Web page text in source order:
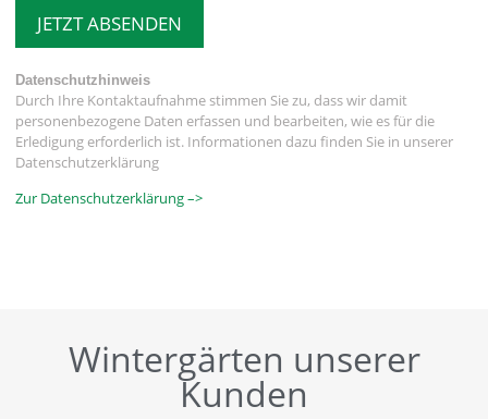
JETZT ABSENDEN
Datenschutzhinweis
Durch Ihre Kontaktaufnahme stimmen Sie zu, dass wir damit
personenbezogene Daten erfassen und bearbeiten, wie es für die
Erledigung erforderlich ist. Informationen dazu finden Sie in unserer
Datenschutzerklärung
Zur Datenschutzerklärung –>
Wintergärten unserer
Kunden